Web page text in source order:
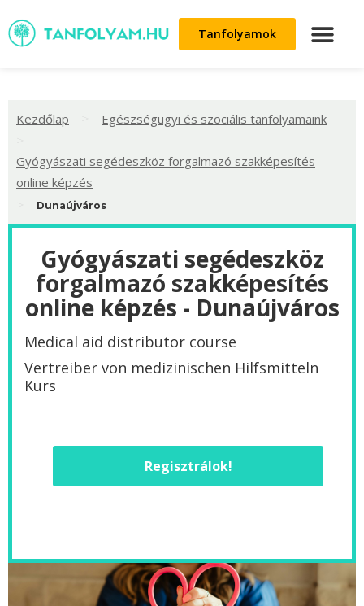
Tanfolyamok
Kezdőlap Egészségügyi és szociális tanfolyamaink
Gyógyászati segédeszköz forgalmazó szakképesítés
online képzés
Dunaújváros
Gyógyászati segédeszköz
forgalmazó szakképesítés
online képzés - Dunaújváros
Medical aid distributor course
Vertreiber von medizinischen Hilfsmitteln
Kurs
Regisztrálok!